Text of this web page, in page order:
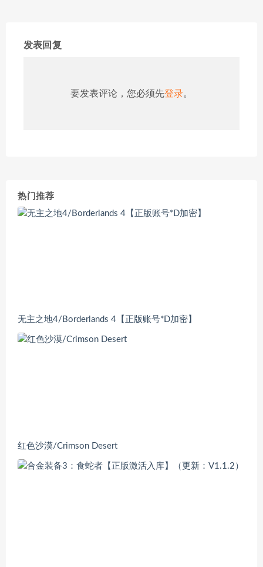
发表回复
要发表评论，您必须先登录。
热门推荐
无主之地4/Borderlands 4【正版账号*D加密】
红色沙漠/Crimson Desert